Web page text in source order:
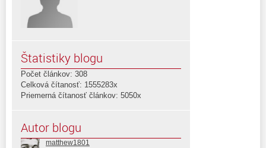
Štatistiky blogu
Počet článkov: 308
Celková čítanosť: 1555283x
Priemerná čítanosť článkov: 5050x
Autor blogu
matthew1801